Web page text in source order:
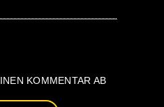
KOMMENTAR AB